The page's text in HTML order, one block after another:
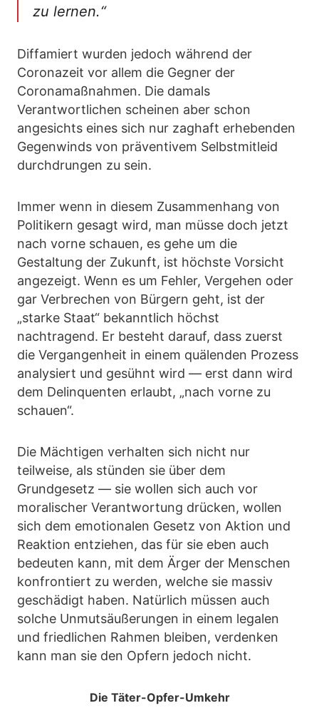
zu lernen.“
Diffamiert wurden jedoch während der
Coronazeit vor allem die Gegner der
Coronamaßnahmen. Die damals
Verantwortlichen scheinen aber schon
angesichts eines sich nur zaghaft erhebenden
Gegenwinds von präventivem Selbstmitleid
durchdrungen zu sein.
Immer wenn in diesem Zusammenhang von
Politikern gesagt wird, man müsse doch jetzt
nach vorne schauen, es gehe um die
Gestaltung der Zukunft, ist höchste Vorsicht
angezeigt. Wenn es um Fehler, Vergehen oder
gar Verbrechen von Bürgern geht, ist der
„starke Staat“ bekanntlich höchst
nachtragend. Er besteht darauf, dass zuerst
die Vergangenheit in einem quälenden Prozess
analysiert und gesühnt wird — erst dann wird
dem Delinquenten erlaubt, „nach vorne zu
schauen“.
Die Mächtigen verhalten sich nicht nur
teilweise, als stünden sie über dem
Grundgesetz — sie wollen sich auch vor
moralischer Verantwortung drücken, wollen
sich dem emotionalen Gesetz von Aktion und
Reaktion entziehen, das für sie eben auch
bedeuten kann, mit dem Ärger der Menschen
konfrontiert zu werden, welche sie massiv
geschädigt haben. Natürlich müssen auch
solche Unmutsäußerungen in einem legalen
und friedlichen Rahmen bleiben, verdenken
kann man sie den Opfern jedoch nicht.
Die Täter-Opfer-Umkehr